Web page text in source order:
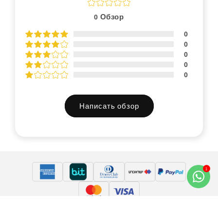
0 Обзор
0
0
0
0
0
Написать обзор